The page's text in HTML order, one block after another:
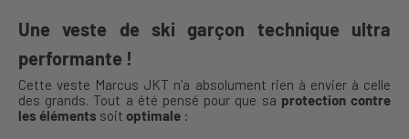
Une veste de ski garçon technique ultra
performante !
Cette veste Marcus JKT n’a absolument rien à envier à celle
des grands. Tout a été pensé pour que sa protection contre
les éléments soit optimale :